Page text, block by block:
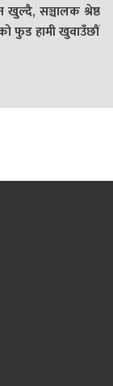
खुल्दै, सञ्चालक श्रेष्ठ
फुड हामी खुवाउँछौं